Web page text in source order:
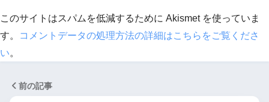
このサイトはスパムを低減するために Akismet を使っていま
す。
コメントデータの処理方法の詳細はこちらをご覧くださ
い。
前の記事